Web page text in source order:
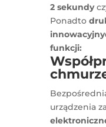
2 sekundy
Ponadto
funkcji:
urządzenia